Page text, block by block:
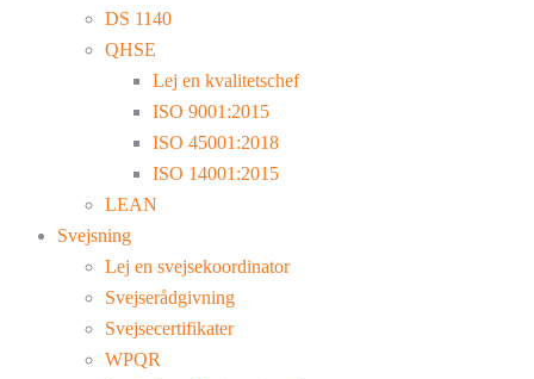
DS 1140
QHSE
Lej en kvalitetschef
ISO 9001:2015
ISO 45001:2018
ISO 14001:2015
LEAN
Svejsning
Lej en svejsekoordinator
Svejserådgivning
Svejsecertifikater
WPQR